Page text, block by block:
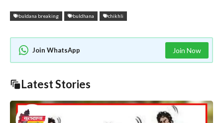
buldana breaking buldhana chikhli
Join WhatsApp Join Now
Latest Stories